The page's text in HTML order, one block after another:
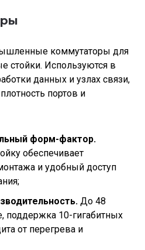
коммутаторы для
Используются в
данных и узлах связи,
портов и
форм-фактор.
обеспечивает
и удобный доступ
До 48
поддержка 10-гигабитных
от перегрева и